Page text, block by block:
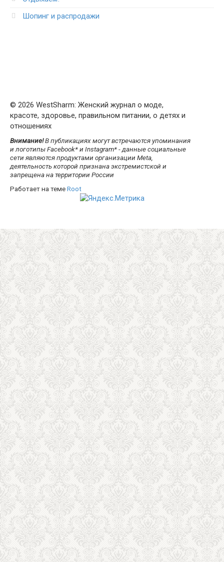
Шопинг и распродажи
© 2026 WestSharm: Женский журнал о моде,
красоте, здоровье, правильном питании, о детях и
отношениях
Внимание!В публикациях могут встречаются упоминания
и логотипы Facebook* и Instagram* - данные социальные
сети являются продуктами организации Meta,
деятельность которой признана экстремистской и
запрещена на территории России
Работает на темеRoot